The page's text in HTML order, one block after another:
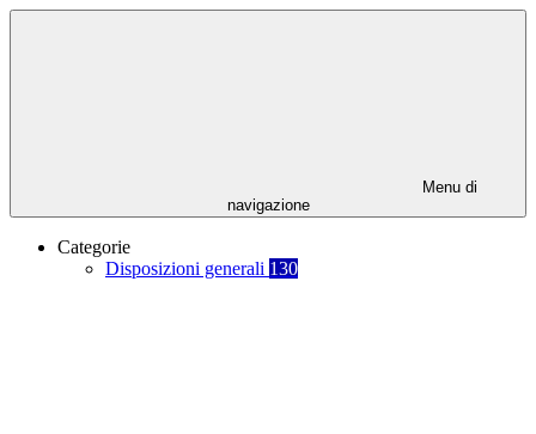
Menu di
navigazione
Categorie
Disposizioni generali 130